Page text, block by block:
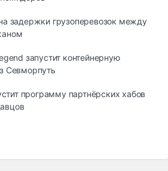
задержки грузоперевозок между
запустит контейнерную
Севморпуть
программу партнёрских хабов